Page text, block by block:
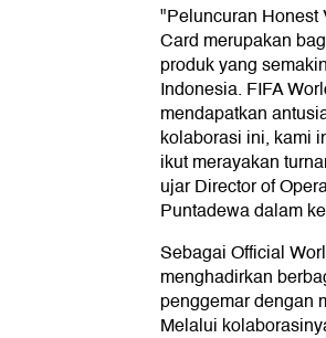
"Peluncuran
Card merupakan
produk yang
Indonesia. FIFA
mendapatkan
kolaborasi ini, kami
ikut merayakan
ujar Director of
Puntadewa dalam
Sebagai Official
menghadirkan
penggemar dengan
Melalui